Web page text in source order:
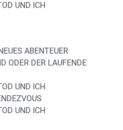
UND ICH
ABENTEUER
ODER DER LAUFENDE
UND ICH
UND ICH